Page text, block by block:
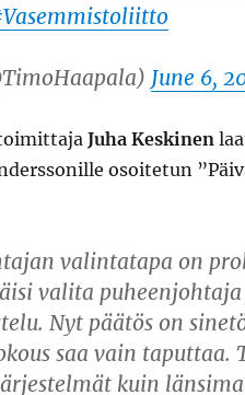
June 6,
Juha Keskinen
osoitetun
valintatapa on
valita
Nyt päätös on
saa vain taputtaa.
kuin